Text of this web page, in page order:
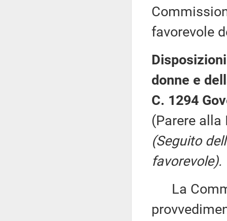
favorevole
donne e
C. 1294
(Parere alla
(Seguito
favorevole).
La